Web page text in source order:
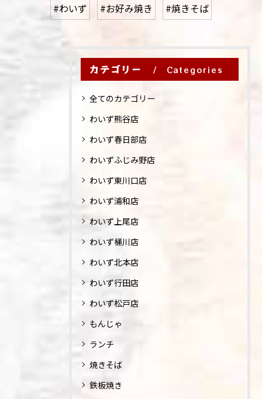
#わいず #お好み焼き #焼きそば
カテゴリー Categories
全てのカテゴリー
わいず熊谷店
わいず春日部店
わいずふじみ野店
わいず東川口店
わいず浦和店
わいず上尾店
わいず桶川店
わいず北本店
わいず行田店
わいず松戸店
もんじゃ
ランチ
焼きそば
鉄板焼き